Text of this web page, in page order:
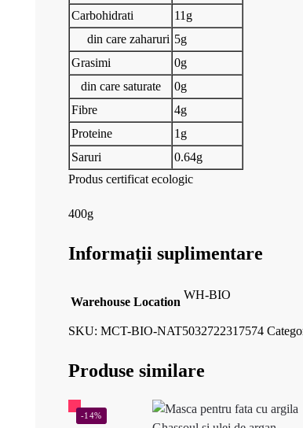
Carbohidrati
11g
din care zaharuri 5g
Grasimi
0g
din care saturate
0g
Fibre
4g
Proteine
1g
Saruri
0.64g
Produs certificat ecologic
400g
Informații suplimentare
Warehouse Location
WH-BIO
SKU: MCT-BIO-NAT5032722317574
Produse similare
-14%